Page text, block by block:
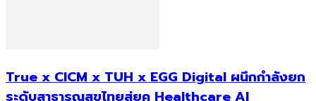
True x CICM x TUH x EGG Digital ผนึกกำลังยก
ระดับสาธารณสุขไทยสู่ยุค Healthcare AI